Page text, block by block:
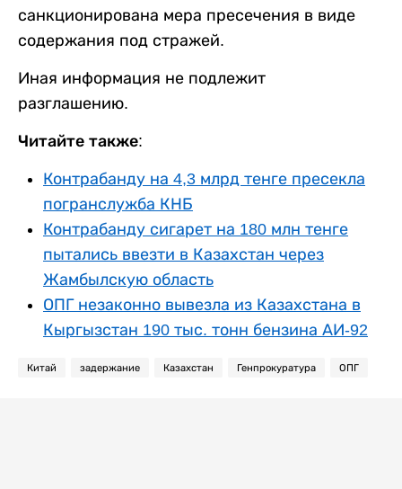
санкционирована мера пресечения в виде
содержания под стражей.
Иная информация не подлежит
разглашению.
Читайте также:
Контрабанду на 4,3 млрд тенге пресекла
погранслужба КНБ
Контрабанду сигарет на 180 млн тенге
пытались ввезти в Казахстан через
Жамбылскую область
ОПГ незаконно вывезла из Казахстана в
Кыргызстан 190 тыс. тонн бензина АИ-92
Китай задержание Казахстан Генпрокуратура ОПГ